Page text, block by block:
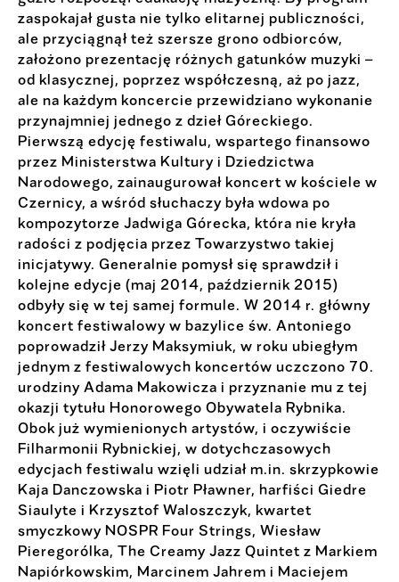
zaspokajał gusta nie tylko elitarnej publiczności,
ale przyciągnął też szersze grono odbiorców,
założono prezentację różnych gatunków muzyki –
od klasycznej, poprzez współczesną, aż po jazz,
ale na każdym koncercie przewidziano wykonanie
przynajmniej jednego z dzieł Góreckiego.
Pierwszą edycję festiwalu, wspartego finansowo
przez Ministerstwa Kultury i Dziedzictwa
Narodowego, zainaugurował koncert w kościele w
Czernicy, a wśród słuchaczy była wdowa po
kompozytorze Jadwiga Górecka, która nie kryła
radości z podjęcia przez Towarzystwo takiej
inicjatywy. Generalnie pomysł się sprawdził i
kolejne edycje (maj 2014, październik 2015)
odbyły się w tej samej formule. W 2014 r. główny
koncert festiwalowy w bazylice św. Antoniego
poprowadził Jerzy Maksymiuk, w roku ubiegłym
jednym z festiwalowych koncertów uczczono 70.
urodziny Adama Makowicza i przyznanie mu z tej
okazji tytułu Honorowego Obywatela Rybnika.
Obok już wymienionych artystów, i oczywiście
Filharmonii Rybnickiej, w dotychczasowych
edycjach festiwalu wzięli udział m.in. skrzypkowie
Kaja Danczowska i Piotr Pławner, harfiści Giedre
Siaulyte i Krzysztof Waloszczyk, kwartet
smyczkowy NOSPR Four Strings, Wiesław
Pieregorólka, The Creamy Jazz Quintet z Markiem
Napiórkowskim, Marcinem Jahrem i Maciejem